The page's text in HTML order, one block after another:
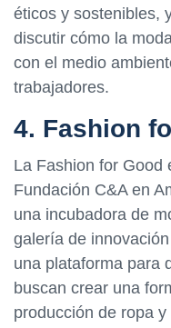
éticos y sostenibles,
discutir cómo la
con el medio
trabajadores.
4. Fashion
La Fashion for Good
Fundación C&A en
una incubadora de
galería de
una plataforma para
buscan crear una
producción de ropa